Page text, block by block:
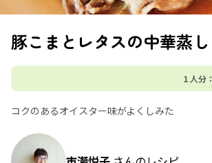
豚こまとレタスの中華蒸し
１人分：
コクのあるオイスター味がよくしみた